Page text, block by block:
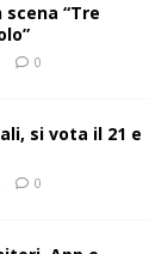
scena “Tre
0
si vota il 21 e
0